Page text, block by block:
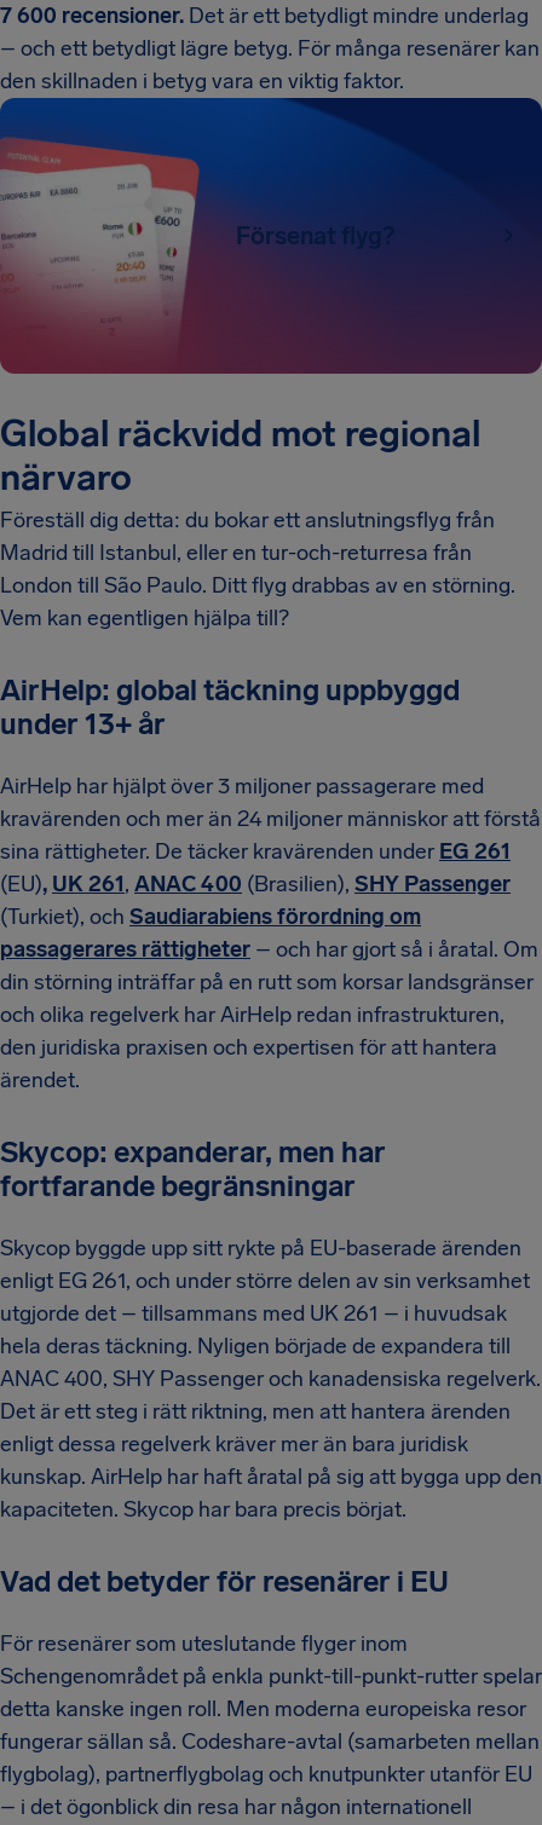
7 600 recensioner. Det är ett betydligt mindre underlag
– och ett betydligt lägre betyg. För många resenärer kan
den skillnaden i betyg vara en viktig faktor.
Försenat flyg?
Global räckvidd mot regional
närvaro
Föreställ dig detta: du bokar ett anslutningsflyg från
Madrid till Istanbul, eller en tur-och-returresa från
London till São Paulo. Ditt flyg drabbas av en störning.
Vem kan egentligen hjälpa till?
AirHelp: global täckning uppbyggd
under 13+ år
AirHelp har hjälpt över 3 miljoner passagerare med
kravärenden och mer än 24 miljoner människor att förstå
sina rättigheter. De täcker kravärenden under EG 261
(EU), UK 261, ANAC 400 (Brasilien), SHY Passenger
(Turkiet), och Saudiarabiens förordning om
passagerares rättigheter – och har gjort så i åratal. Om
din störning inträffar på en rutt som korsar landsgränser
och olika regelverk har AirHelp redan infrastrukturen,
den juridiska praxisen och expertisen för att hantera
ärendet.
Skycop: expanderar, men har
fortfarande begränsningar
Skycop byggde upp sitt rykte på EU-baserade ärenden
enligt EG 261, och under större delen av sin verksamhet
utgjorde det – tillsammans med UK 261 – i huvudsak
hela deras täckning. Nyligen började de expandera till
ANAC 400, SHY Passenger och kanadensiska regelverk.
Det är ett steg i rätt riktning, men att hantera ärenden
enligt dessa regelverk kräver mer än bara juridisk
kunskap. AirHelp har haft åratal på sig att bygga upp den
kapaciteten. Skycop har bara precis börjat.
Vad det betyder för resenärer i EU
För resenärer som uteslutande flyger inom
Schengenområdet på enkla punkt-till-punkt-rutter spelar
detta kanske ingen roll. Men moderna europeiska resor
fungerar sällan så. Codeshare-avtal (samarbeten mellan
flygbolag), partnerflygbolag och knutpunkter utanför EU
– i det ögonblick din resa har någon internationell